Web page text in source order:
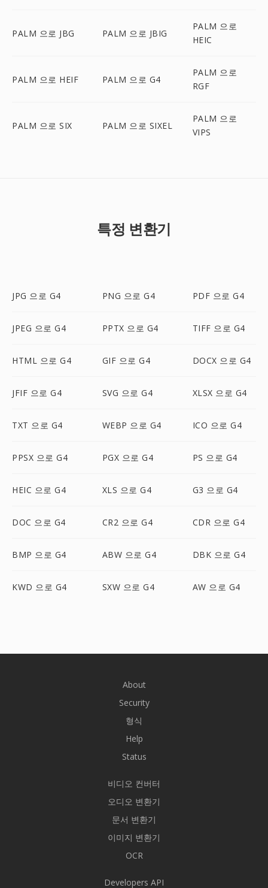
PALM 으로 JBG PALM 으로 JBIG
PALM 으로
HEIC
PALM 으로 HEIF PALM 으로 G4
PALM 으로
RGF
PALM 으로 SIX PALM 으로 SIXEL
PALM 으로
VIPS
특정 변환기
JPG 으로 G4 PNG 으로 G4 PDF 으로 G4
JPEG 으로 G4 PPTX 으로 G4 TIFF 으로 G4
HTML 으로 G4 GIF 으로 G4 DOCX 으로 G4
JFIF 으로 G4 SVG 으로 G4 XLSX 으로 G4
TXT 으로 G4 WEBP 으로 G4 ICO 으로 G4
PPSX 으로 G4 PGX 으로 G4 PS 으로 G4
HEIC 으로 G4 XLS 으로 G4 G3 으로 G4
DOC 으로 G4 CR2 으로 G4 CDR 으로 G4
BMP 으로 G4 ABW 으로 G4 DBK 으로 G4
KWD 으로 G4 SXW 으로 G4 AW 으로 G4
About
Security
형식
Help
Status
비디오 컨버터
오디오 변환기
문서 변환기
이미지 변환기
OCR
Developers API